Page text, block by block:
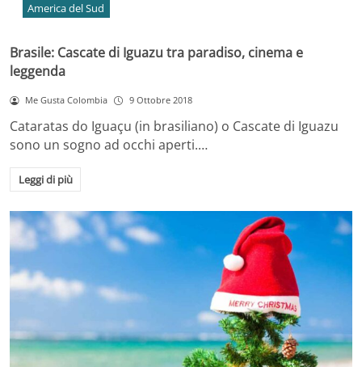
America del Sud
Brasile: Cascate di Iguazu tra paradiso, cinema e
leggenda
Me Gusta Colombia 9 Ottobre 2018
Cataratas do Iguaçu (in brasiliano) o Cascate di Iguazu
sono un sogno ad occhi aperti.…
Leggi di più